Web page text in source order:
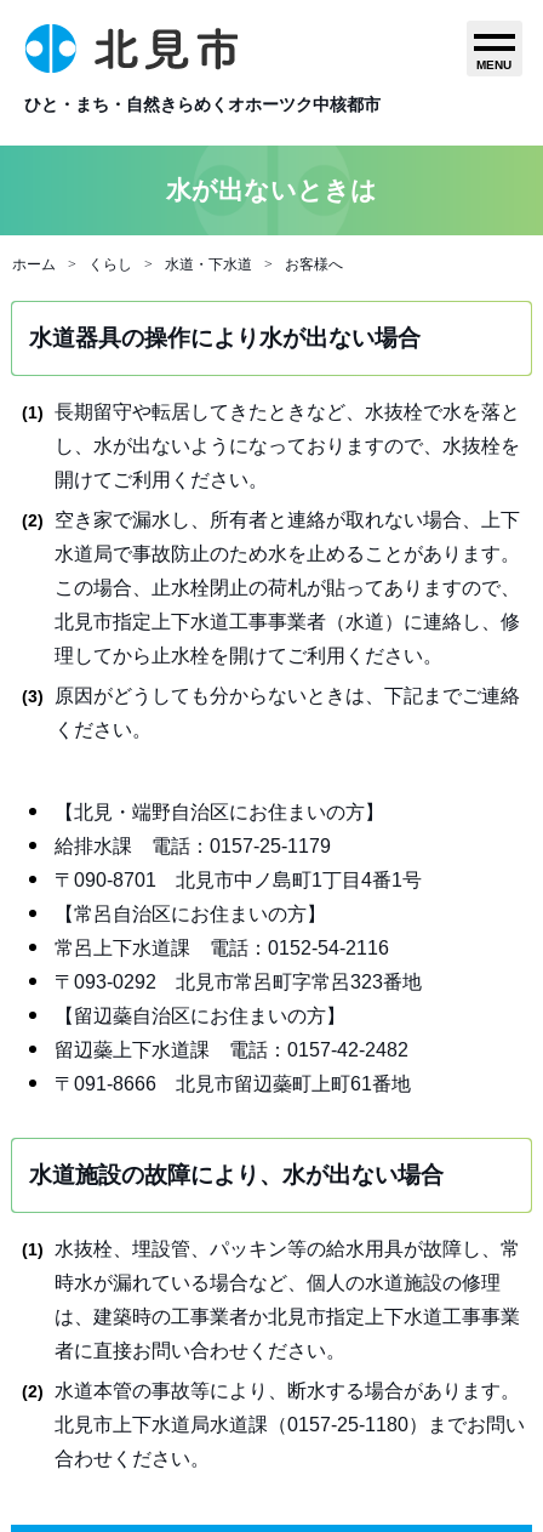
ひと・まち・自然きらめくオホーツク中核都市
MENU
水が出ないときは
ホーム くらし 水道・下水道 お客様へ
水道器具の操作により水が出ない場合
長期留守や転居してきたときなど、水抜栓で水を落と
し、水が出ないようになっておりますので、水抜栓を
開けてご利用ください。
空き家で漏水し、所有者と連絡が取れない場合、上下
水道局で事故防止のため水を止めることがあります。
この場合、止水栓閉止の荷札が貼ってありますので、
北見市指定上下水道工事事業者（水道）に連絡し、修
理してから止水栓を開けてご利用ください。
原因がどうしても分からないときは、下記までご連絡
ください。
【北見・端野自治区にお住まいの方】
給排水課 電話：0157-25-1179
〒090-8701 北見市中ノ島町1丁目4番1号
【常呂自治区にお住まいの方】
常呂上下水道課 電話：0152-54-2116
〒093-0292 北見市常呂町字常呂323番地
【留辺蘂自治区にお住まいの方】
留辺蘂上下水道課 電話：0157-42-2482
〒091-8666 北見市留辺蘂町上町61番地
水道施設の故障により、水が出ない場合
水抜栓、埋設管、パッキン等の給水用具が故障し、常
時水が漏れている場合など、個人の水道施設の修理
は、建築時の工事業者か北見市指定上下水道工事事業
者に直接お問い合わせください。
水道本管の事故等により、断水する場合があります。
北見市上下水道局水道課（0157-25-1180）までお問い
合わせください。